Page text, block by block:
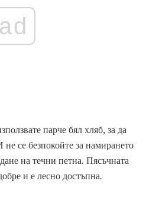
ad
парче бял хляб, за да
се безпокойте за намирането
на течни петна. Пясъчната
и е лесно достъпна.